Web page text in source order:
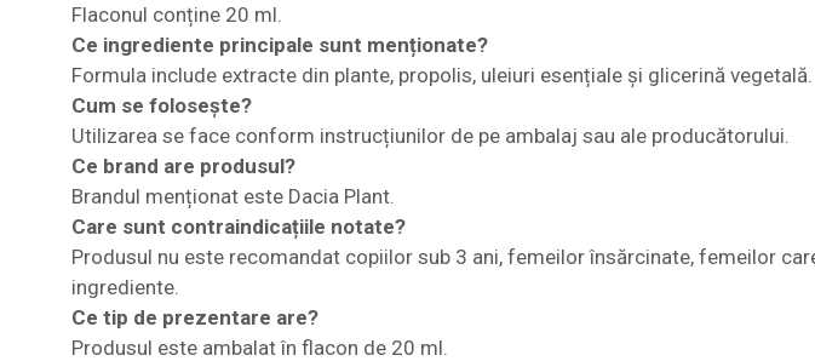
Flaconul conține 20 ml.
Ce ingrediente principale sunt menționate?
Formula include extracte din plante, propolis, uleiuri esențiale și glicerină vegetală.
Cum se folosește?
Utilizarea se face conform instrucțiunilor de pe ambalaj sau ale producătorului.
Ce brand are produsul?
Brandul menționat este Dacia Plant.
Care sunt contraindicațiile notate?
Produsul nu este recomandat copiilor sub 3 ani, femeilor însărcinate, femeilor
ingrediente.
Ce tip de prezentare are?
Produsul este ambalat în flacon de 20 ml.